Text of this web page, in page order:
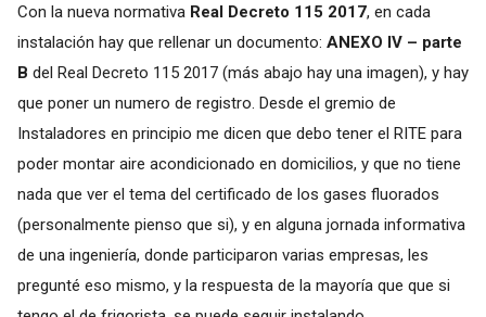
Con la nueva normativa Real Decreto 115 2017, en cada
instalación hay que rellenar un documento: ANEXO IV – parte
B del Real Decreto 115 2017 (más abajo hay una imagen), y hay
que poner un numero de registro. Desde el gremio de
Instaladores en principio me dicen que debo tener el RITE para
poder montar aire acondicionado en domicilios, y que no tiene
nada que ver el tema del certificado de los gases fluorados
(personalmente pienso que si), y en alguna jornada informativa
de una ingeniería, donde participaron varias empresas, les
pregunté eso mismo, y la respuesta de la mayoría que que si